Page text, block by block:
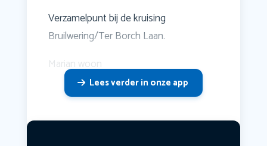
Verzamelpunt bij de kruising
Bruilwering/Ter Borch Laan.
Marian woon
Lees verder in onze app